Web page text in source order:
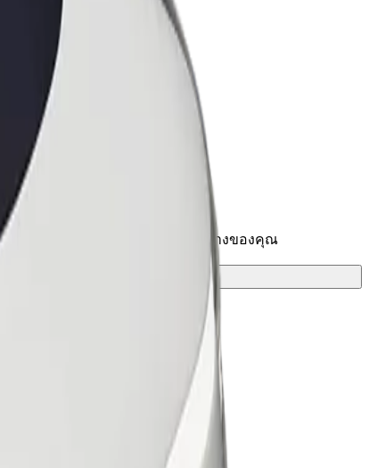
ของ Bolt ที่มีการขยายขนาด
นหาเส้นทางที่ดีที่สุดสำหรับการเดินทางของคุณ